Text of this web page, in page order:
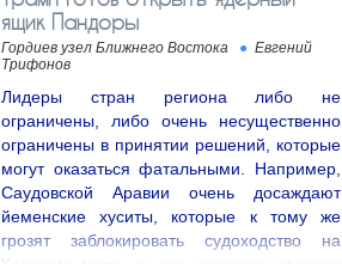
ящик Пандоры
Гордиев узел Ближнего Востока
Евгений
Трифонов
Лидеры стран региона либо не
ограничены, либо очень несущественно
ограничены в принятии решений, которые
могут оказаться фатальными. Например,
Саудовской Аравии очень досаждают
йеменские хуситы, которые к тому же
грозят заблокировать судоходство на
Красном море, а это означает коллапс